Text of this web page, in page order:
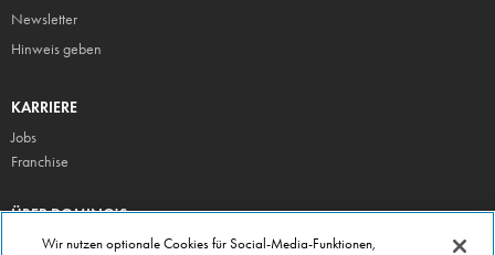
Newsletter
Hinweis geben
KARRIERE
Jobs
Franchise
ÜBER DOMINO'S
Storesuche
Wir nutzen optionale Cookies für Social-Media-Funktionen,